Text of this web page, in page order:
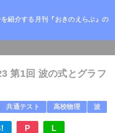
紹介する月刊『おきのえらぶ』の
第1回 波の式とグラフ
共通テスト 高校物理 波
P L